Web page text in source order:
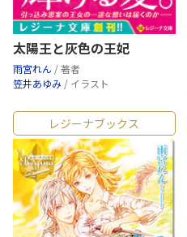
太陽王と灰色の王妃
雨宮れん / 著者
笠井あゆみ / イラスト
レジーナブックス